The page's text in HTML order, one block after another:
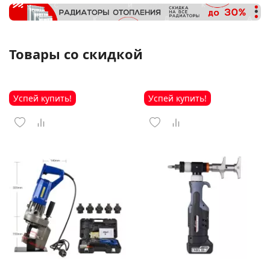
Товары со скидкой
Успей купить! Успей купить!